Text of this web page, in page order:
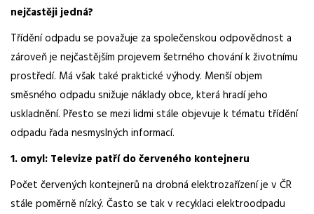
nejčastěji jedná?
Třídění odpadu se považuje za společenskou odpovědnost a
zároveň je nejčastějším projevem šetrného chování k životnímu
prostředí. Má však také praktické výhody. Menší objem
směsného odpadu snižuje náklady obce, která hradí jeho
uskladnění. Přesto se mezi lidmi stále objevuje k tématu třídění
odpadu řada nesmyslných informací.
1. omyl: Televize patří do červeného kontejneru
Počet červených kontejnerů na drobná elektrozařízení je v ČR
stále poměrně nízký. Často se tak v recyklaci elektroodpadu